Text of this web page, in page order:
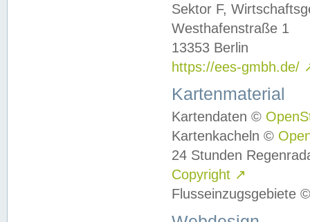
Sektor F,
Westhafenstraße 1
13353 Berlin
https://ees-gmbh.de/
Kartenmaterial
Kartendaten ©
Kartenkacheln ©
24 Stunden
Copyright ↗
Flusseinzugsgebiete